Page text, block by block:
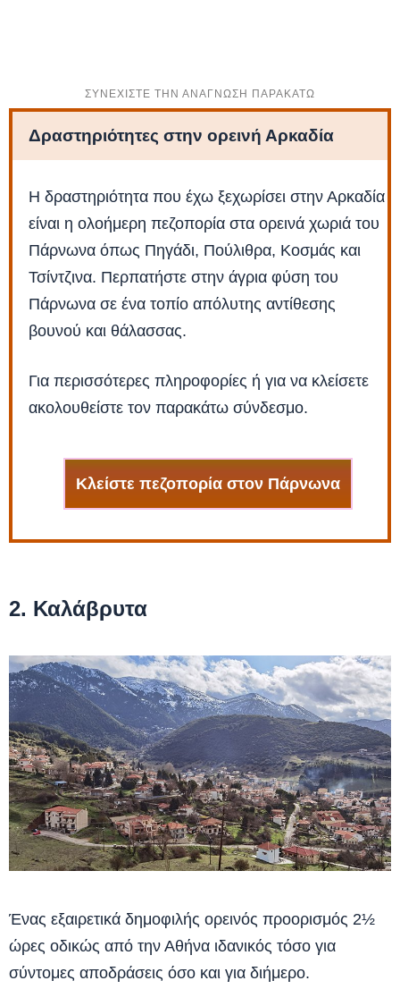
Δραστηριότητες στην ορεινή Αρκαδία
Η δραστηριότητα που έχω ξεχωρίσει στην Αρκαδία
είναι η ολοήμερη πεζοπορία στα ορεινά χωριά του
Πάρνωνα όπως Πηγάδι, Πούλιθρα, Κοσμάς και
Τσίντζινα. Περπατήστε στην άγρια φύση του
Πάρνωνα σε ένα τοπίο απόλυτης αντίθεσης
βουνού και θάλασσας.
Για περισσότερες πληροφορίες ή για να κλείσετε
ακολουθείστε τον παρακάτω σύνδεσμο.
Κλείστε πεζοπορία στον Πάρνωνα
2. Καλάβρυτα
Ένας εξαιρετικά δημοφιλής ορεινός προορισμός 2½
ώρες οδικώς από την Αθήνα ιδανικός τόσο για
σύντομες αποδράσεις όσο και για διήμερο.